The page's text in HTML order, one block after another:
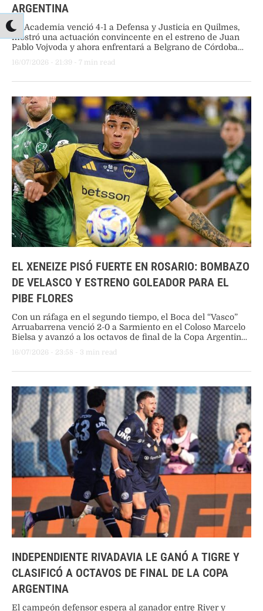
ARGENTINA
La Academia venció 4-1 a Defensa y Justicia en Quilmes,
mostró una actuación convincente en el estreno de Juan
Pablo Vojvoda y ahora enfrentará a Belgrano de Córdoba
16/07/2026 - 21:39 - 7 min read
EL XENEIZE PISÓ FUERTE EN ROSARIO: BOMBAZO
DE VELASCO Y ESTRENO GOLEADOR PARA EL
PIBE FLORES
Con un ráfaga en el segundo tiempo, el Boca del “Vasco”
Arruabarrena venció 2-0 a Sarmiento en el Coloso Marcelo
Bielsa y avanzó a los octavos de final de la Copa Argentina,
donde se medirá ante Vélez.
16/07/2026 - 23:58 - 3 min read
INDEPENDIENTE RIVADAVIA LE GANÓ A TIGRE Y
CLASIFICÓ A OCTAVOS DE FINAL DE LA COPA
ARGENTINA
El campeón defensor espera al ganador entre River y